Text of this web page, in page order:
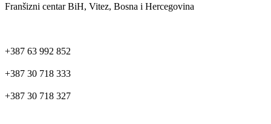
Franšizni centar BiH, Vitez, Bosna i Hercegovina
+387 63 992 852
+387 30 718 333
+387 30 718 327